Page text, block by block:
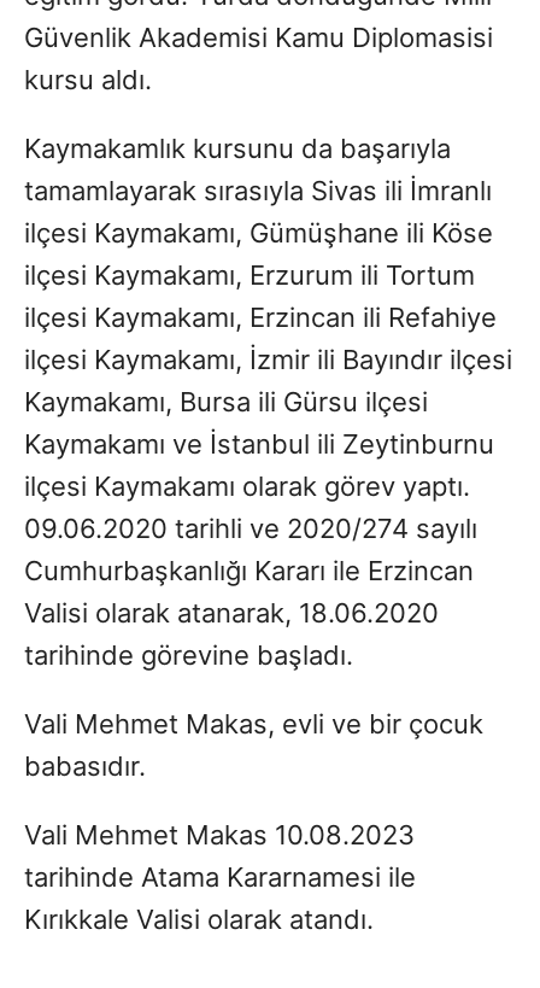
Güvenlik Akademisi Kamu Diplomasisi
kursu aldı.
Kaymakamlık kursunu da başarıyla
tamamlayarak sırasıyla Sivas ili İmranlı
ilçesi Kaymakamı, Gümüşhane ili Köse
ilçesi Kaymakamı, Erzurum ili Tortum
ilçesi Kaymakamı, Erzincan ili Refahiye
ilçesi Kaymakamı, İzmir ili Bayındır ilçesi
Kaymakamı, Bursa ili Gürsu ilçesi
Kaymakamı ve İstanbul ili Zeytinburnu
ilçesi Kaymakamı olarak görev yaptı.
09.06.2020 tarihli ve 2020/274 sayılı
Cumhurbaşkanlığı Kararı ile Erzincan
Valisi olarak atanarak, 18.06.2020
tarihinde görevine başladı.
Vali Mehmet Makas, evli ve bir çocuk
babasıdır.
Vali Mehmet Makas 10.08.2023
tarihinde Atama Kararnamesi ile
Kırıkkale Valisi olarak atandı.